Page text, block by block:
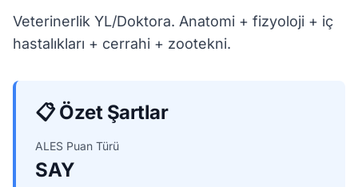
Veterinerlik YL/Doktora. Anatomi + fizyoloji + iç
hastalıkları + cerrahi + zootekni.
📋 Özet Şartlar
ALES Puan Türü
SAY